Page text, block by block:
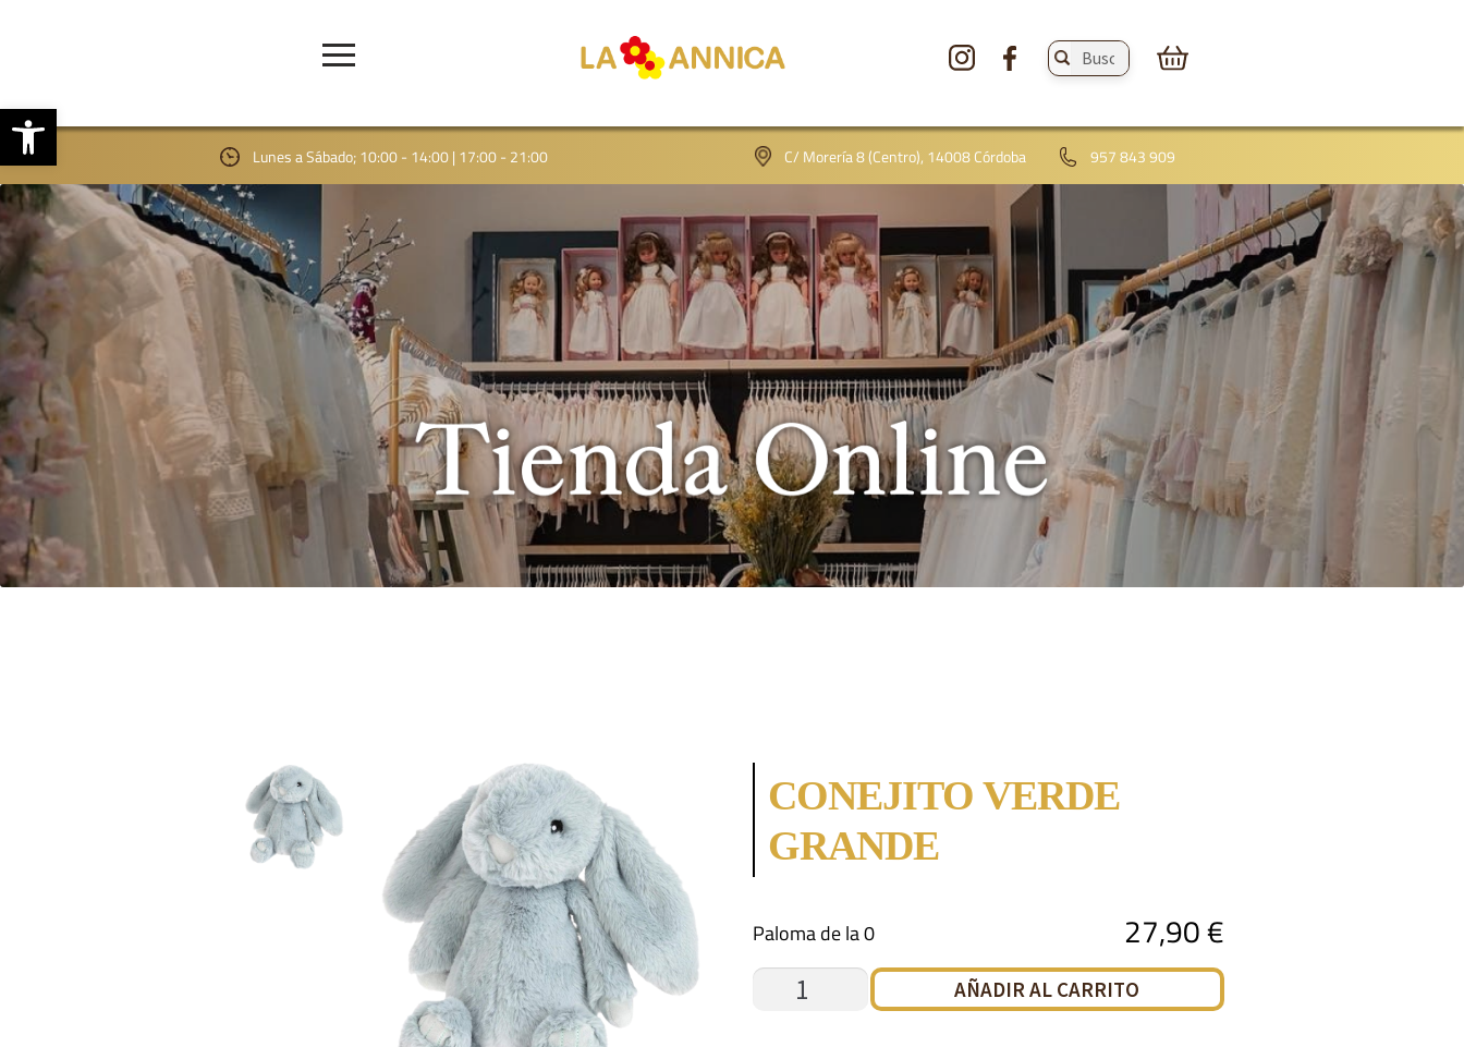
Abrir barra de herramientas
Buscar
productos:
TIENDA
BLOG
CONTACTO
Lunes a Sábado; 10:00 - 14:00 | 17:00 - 21:00 C/ Morería 8 (Centro), 14008 Córdoba 957 843 909
CONEJITO VERDE
GRANDE
Paloma de la 0 27,90€
CONEJITO
AÑADIR AL CARRITO